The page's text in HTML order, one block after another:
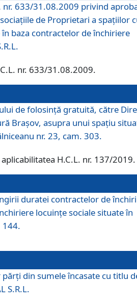
nr. 633/31.08.2009 privind
de Proprietari a spațiilor
baza contractelor de închiriere
nr. 633/31.08.2009.
de folosinţă gratuită, către
Braşov, asupra unui spaţiu
nr. 23, cam. 303.
H.C.L. nr. 137/2019.
duratei contractelor de
locuinţe sociale situate în
144.
din sumele încasate cu titlu
S.R.L.